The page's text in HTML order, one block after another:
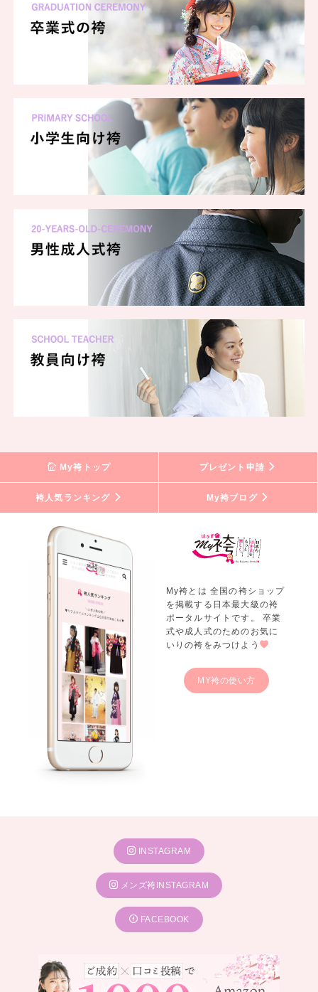
My袴トップ プレゼント申請
袴人気ランキング My袴ブログ
My袴とは 全国の袴ショップ
を掲載する日本最大級の袴
ポータルサイトです。 卒業
式や成人式のためのお気に
いりの袴をみつけよう
MY袴の使い方
INSTAGRAM
メンズ袴INSTAGRAM
FACEBOOK